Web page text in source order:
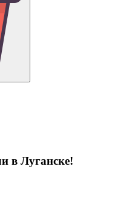
в Луганске!